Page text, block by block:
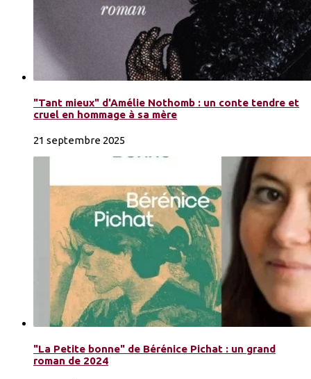
"Tant mieux" d'Amélie Nothomb : un conte tendre et
cruel en hommage à sa mère
21 septembre 2025
"La Petite bonne" de Bérénice Pichat : un grand
roman de 2024